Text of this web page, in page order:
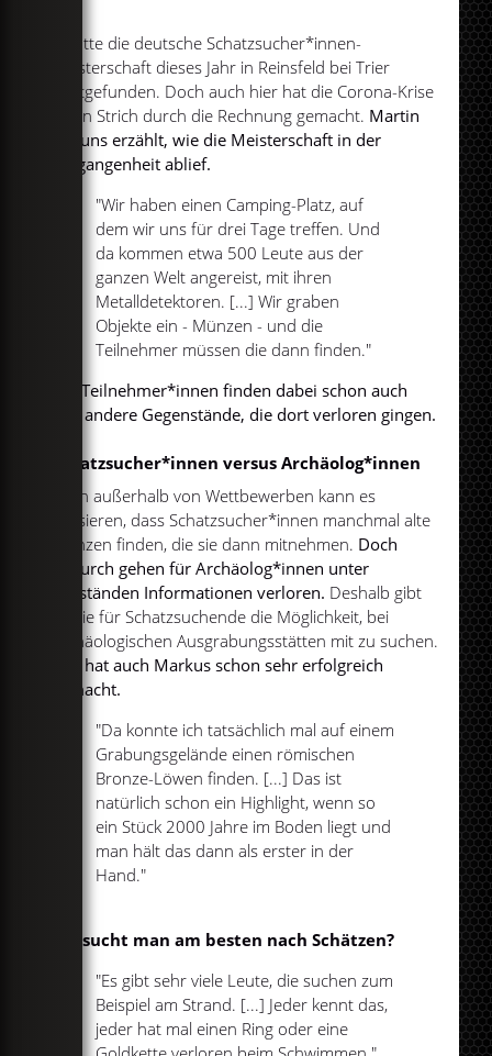
...hätte die deutsche Schatzsucher*innen-
Meisterschaft dieses Jahr in Reinsfeld bei Trier
stattgefunden. Doch auch hier hat die Corona-Krise
einen Strich durch die Rechnung gemacht. Martin
hat uns erzählt, wie die Meisterschaft in der
Vergangenheit ablief.
"Wir haben einen Camping-Platz, auf
dem wir uns für drei Tage treffen. Und
da kommen etwa 500 Leute aus der
ganzen Welt angereist, mit ihren
Metalldetektoren. [...] Wir graben
Objekte ein - Münzen - und die
Teilnehmer müssen die dann finden."
Die Teilnehmer*innen finden dabei schon auch
mal andere Gegenstände, die dort verloren gingen.
Schatzsucher*innen versus Archäolog*innen
Auch außerhalb von Wettbewerben kann es
passieren, dass Schatzsucher*innen manchmal alte
Münzen finden, die sie dann mitnehmen. Doch
dadurch gehen für Archäolog*innen unter
Umständen Informationen verloren. Deshalb gibt
es die für Schatzsuchende die Möglichkeit, bei
archäologischen Ausgrabungsstätten mit zu suchen.
Das hat auch Markus schon sehr erfolgreich
gemacht.
"Da konnte ich tatsächlich mal auf einem
Grabungsgelände einen römischen
Bronze-Löwen finden. [...] Das ist
natürlich schon ein Highlight, wenn so
ein Stück 2000 Jahre im Boden liegt und
man hält das dann als erster in der
Hand."
Wo sucht man am besten nach Schätzen?
"Es gibt sehr viele Leute, die suchen zum
Beispiel am Strand. [...] Jeder kennt das,
jeder hat mal einen Ring oder eine